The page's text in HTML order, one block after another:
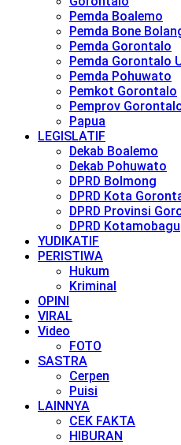
Pemda Boalemo
Pemda Bone
Pemda Gorontalo
Pemda Gorontalo
Pemda Pohuwato
Pemkot Gorontalo
Pemprov
Papua
LEGISLATIF
Dekab Boalemo
Dekab Pohuwato
DPRD Bolmong
DPRD Kota
DPRD Provinsi
DPRD Kotamobagu
YUDIKATIF
PERISTIWA
Hukum
Kriminal
OPINI
VIRAL
Video
FOTO
SASTRA
Cerpen
Puisi
LAINNYA
CEK FAKTA
HIBURAN